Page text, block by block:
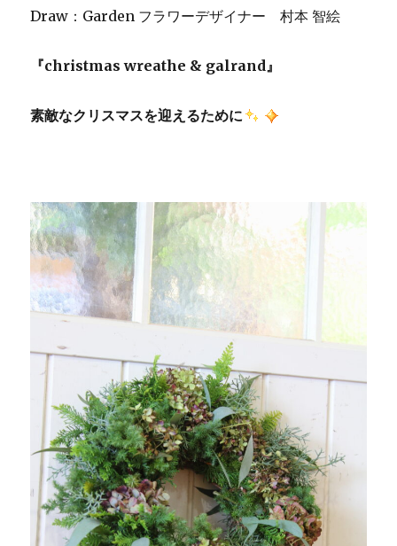
Draw：Garden フラワーデザイナー 村本 智絵
『christmas wreathe & galrand』
素敵なクリスマスを迎えるために